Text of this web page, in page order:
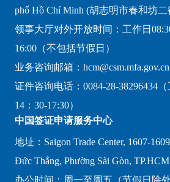
phố Hồ Chí Minh (胡志明市春和坊二
领事大厅对外开放时间：工作日
16:00（不包括节假日）
业务咨询邮箱：hcm@csm.mfa.gov.cn
证件咨询电话：0084-28-38296434（
14：30-17:30）
中国签证申请服务中心
地址：Saigon Trade Center, 1607-
Đức Thắng, Phường Sài Gòn,
办公时间：周一至周五（节假日除